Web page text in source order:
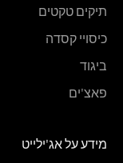
תיקים טקטים
כיסויי קסדה
ביגוד
פאצ'ים
מידע על אג'ילייט